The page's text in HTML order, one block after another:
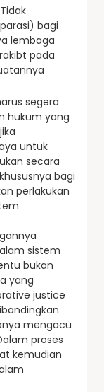
Tidak
bagi
lembaga
pada
segera
hukum yang
untuk
secara
bagi
perlakukan
sistem
bukan
yang
justice
mengacu
proses
kemudian